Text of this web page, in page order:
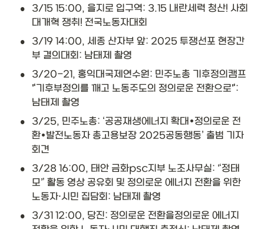
•
3/15 15:00, 을지로 입구역: 3.15 내란세력 청산! 사회
대개혁 쟁취! 전국노동자대회
•
3/19 14:00, 세종 산자부 앞: 2025 투쟁선포 현장간
부 결의대회: 남태제 촬영
•
3/20-21, 홍익대국제연수원: 민주노총 기후정의캠프
"기후부정의를 깨고 노동주도의 정의로운 전환으로":
남태제 촬영
•
3/25, 민주노총: ‘공공재생에너지 확대•정의로운 전
환•발전노동자 총고용보장 2025공동행동’ 출범 기자
회견
•
3/28 16:00, 태안 금화psc지부 노조사무실: “정태
모” 활동 영상 공유회 및 정의로운 에너지 전환을 위한
노동자·시민 집담회: 남태제 촬영
•
3/31 12:00, 당진: 정의로운 전환을정의로운 에너지